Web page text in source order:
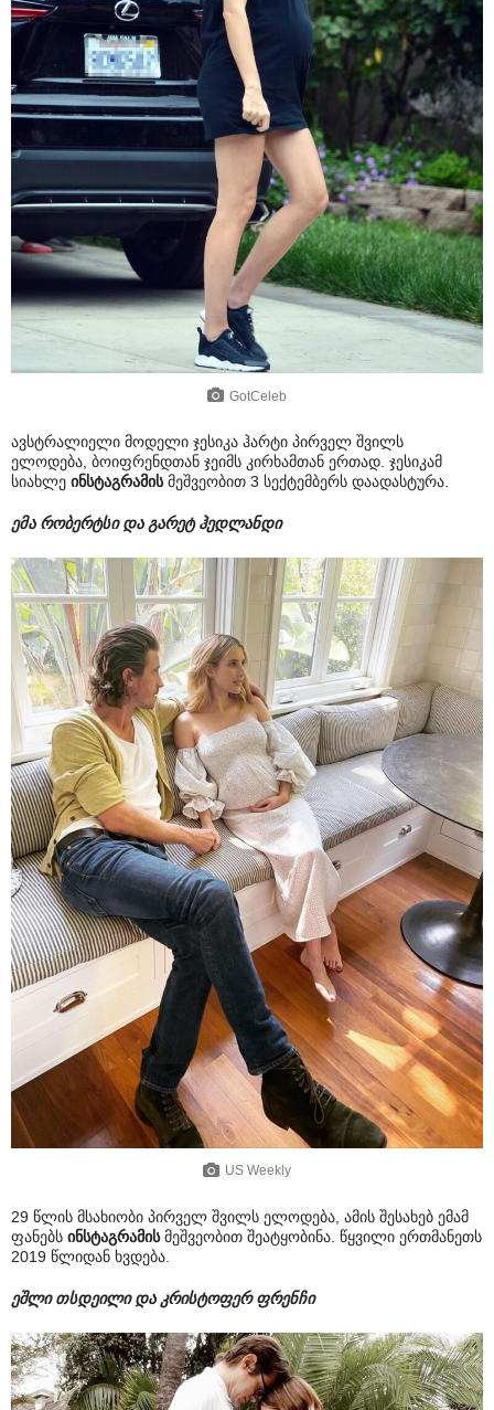
GotCeleb
ავსტრალიელი მოდელი ჯესიკა ჰარტი პირველ შვილს
ელოდება, ბოიფრენდთან ჯეიმს კირხამთან ერთად. ჯესიკამ
სიახლე ინსტაგრამისმეშვეობით 3 სექტემბერს დაადასტურა.
ემა რობერტსი და გარეტ ჰედლანდი
US Weekly
29 წლის მსახიობი პირველ შვილს ელოდება, ამის შესახებ ემამ
ფანებს ინსტაგრამისმეშვეობით შეატყობინა. წყვილი ერთმანეთს
2019 წლიდან ხვდება.
ეშლი თსდეილი და კრისტოფერ ფრენჩი